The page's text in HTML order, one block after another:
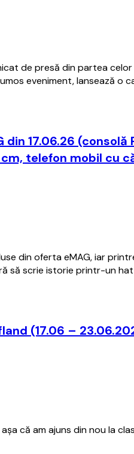
de presă din partea
eveniment, lansează o
din 17.06.26
telefon mobil cu
din oferta eMAG, iar
să scrie istorie printr-un
(17.06 –
că am ajuns din nou la